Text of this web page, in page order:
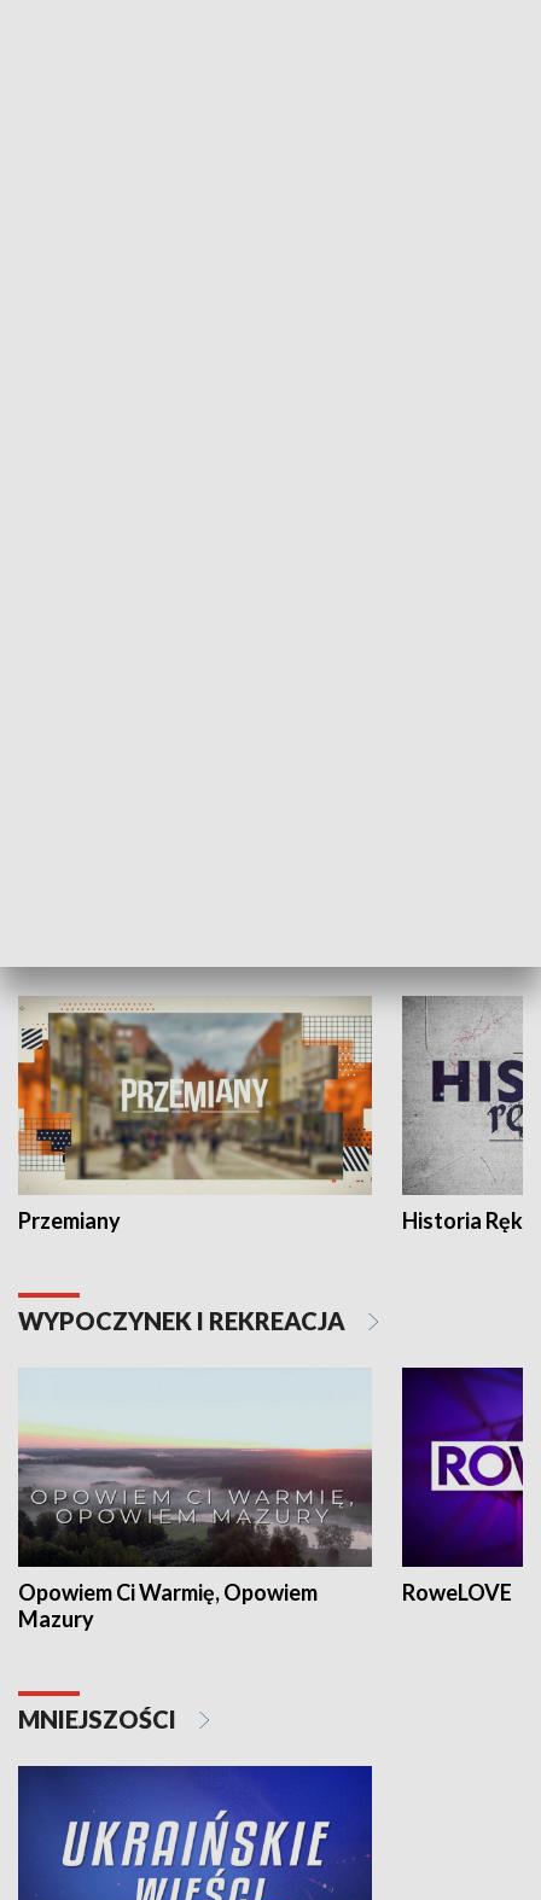
Przemiany Historia Ręką
WYPOCZYNEK I REKREACJA
Opowiem Ci Warmię, Opowiem
Mazury
RoweLOVE
MNIEJSZOŚCI